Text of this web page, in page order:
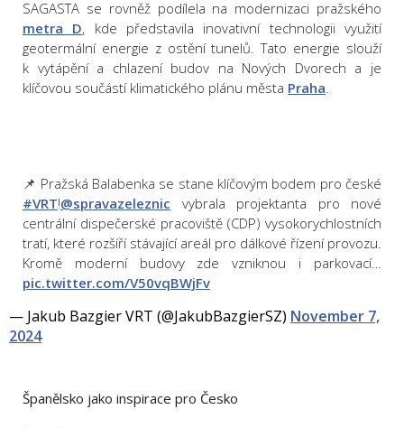
SAGASTA se rovněž podílela na modernizaci pražského
metra D, kde představila inovativní technologii využití
geotermální energie z ostění tunelů. Tato energie slouží
k vytápění a chlazení budov na Nových Dvorech a je
klíčovou součástí klimatického plánu města Praha.
📌 Pražská Balabenka se stane klíčovým bodem pro české
#VRT!@spravazeleznic vybrala projektanta pro nové
centrální dispečerské pracoviště (CDP) vysokorychlostních
tratí, které rozšíří stávající areál pro dálkové řízení provozu.
Kromě moderní budovy zde vzniknou i parkovací…
pic.twitter.com/V50vqBWjFv
— Jakub Bazgier VRT (@JakubBazgierSZ) November 7,
2024
Španělsko jako inspirace pro Česko